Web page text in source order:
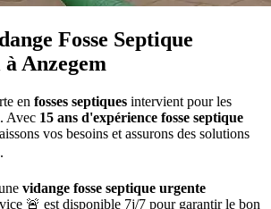
Fosse Septique
Anzegem
en fosses septiques intervient pour les
. Avec 15 ans d'expérience fosse septique
vos besoins et assurons des solutions
vidange fosse septique urgente
🚨 est disponible 7j/7 pour garantir le bon